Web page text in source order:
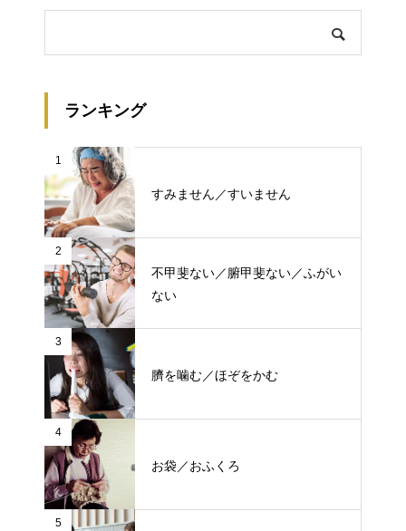
ランキング
1
すみません／すいません
2
不甲斐ない／腑甲斐ない／ふがい
ない
3
臍を噛む／ほぞをかむ
4
お袋／おふくろ
5